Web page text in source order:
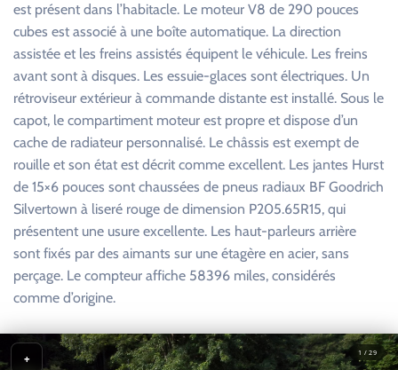
est présent dans l’habitacle. Le moteur V8 de 290 pouces
cubes est associé à une boîte automatique. La direction
assistée et les freins assistés équipent le véhicule. Les freins
avant sont à disques. Les essuie-glaces sont électriques. Un
rétroviseur extérieur à commande distante est installé. Sous le
capot, le compartiment moteur est propre et dispose d’un
cache de radiateur personnalisé. Le châssis est exempt de
rouille et son état est décrit comme excellent. Les jantes Hurst
de 15×6 pouces sont chaussées de pneus radiaux BF Goodrich
Silvertown à liseré rouge de dimension P205.65R15, qui
présentent une usure excellente. Les haut-parleurs arrière
sont fixés par des aimants sur une étagère en acier, sans
perçage. Le compteur affiche 58396 miles, considérés
comme d’origine.
1 / 29
+